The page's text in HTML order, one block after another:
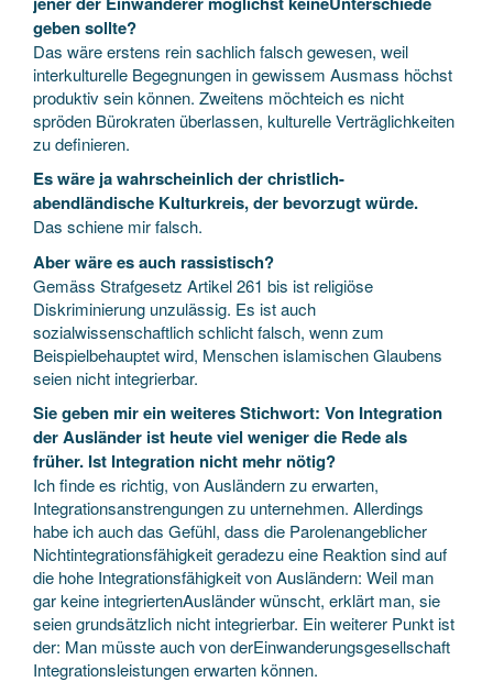
geben sollte?
Das wäre erstens rein sachlich falsch gewesen, weil
interkulturelle Begegnungen in gewissem Ausmass höchst
produktiv sein können. Zweitens möchteich es nicht
spröden Bürokraten überlassen, kulturelle Verträglichkeiten
zu definieren.
Es wäre ja wahrscheinlich der christlich-
abendländische Kulturkreis, der bevorzugt würde.
Das schiene mir falsch.
Aber wäre es auch rassistisch?
Gemäss Strafgesetz Artikel 261 bis ist religiöse
Diskriminierung unzulässig. Es ist auch
sozialwissenschaftlich schlicht falsch, wenn zum
Beispielbehauptet wird, Menschen islamischen Glaubens
seien nicht integrierbar.
Sie geben mir ein weiteres Stichwort: Von Integration
der Ausländer ist heute viel weniger die Rede als
früher. Ist Integration nicht mehr nötig?
Ich finde es richtig, von Ausländern zu erwarten,
Integrationsanstrengungen zu unternehmen. Allerdings
habe ich auch das Gefühl, dass die Parolenangeblicher
Nichtintegrationsfähigkeit geradezu eine Reaktion sind auf
die hohe Integrationsfähigkeit von Ausländern: Weil man
gar keine integriertenAusländer wünscht, erklärt man, sie
seien grundsätzlich nicht integrierbar. Ein weiterer Punkt ist
der: Man müsste auch von derEinwanderungsgesellschaft
Integrationsleistungen erwarten können.